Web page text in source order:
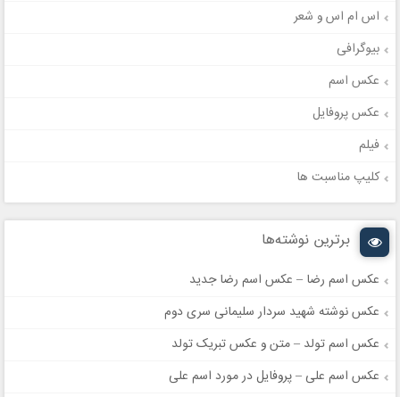
اس ام اس و شعر
بیوگرافی
عکس اسم
عکس پروفایل
فیلم
کلیپ مناسبت ها
برترین نوشته‌ها
عکس اسم رضا – عکس اسم رضا جدید
عکس نوشته شهید سردار سلیمانی سری دوم
عکس اسم تولد – متن و عکس تبریک تولد
عکس اسم علی – پروفایل در مورد اسم علی